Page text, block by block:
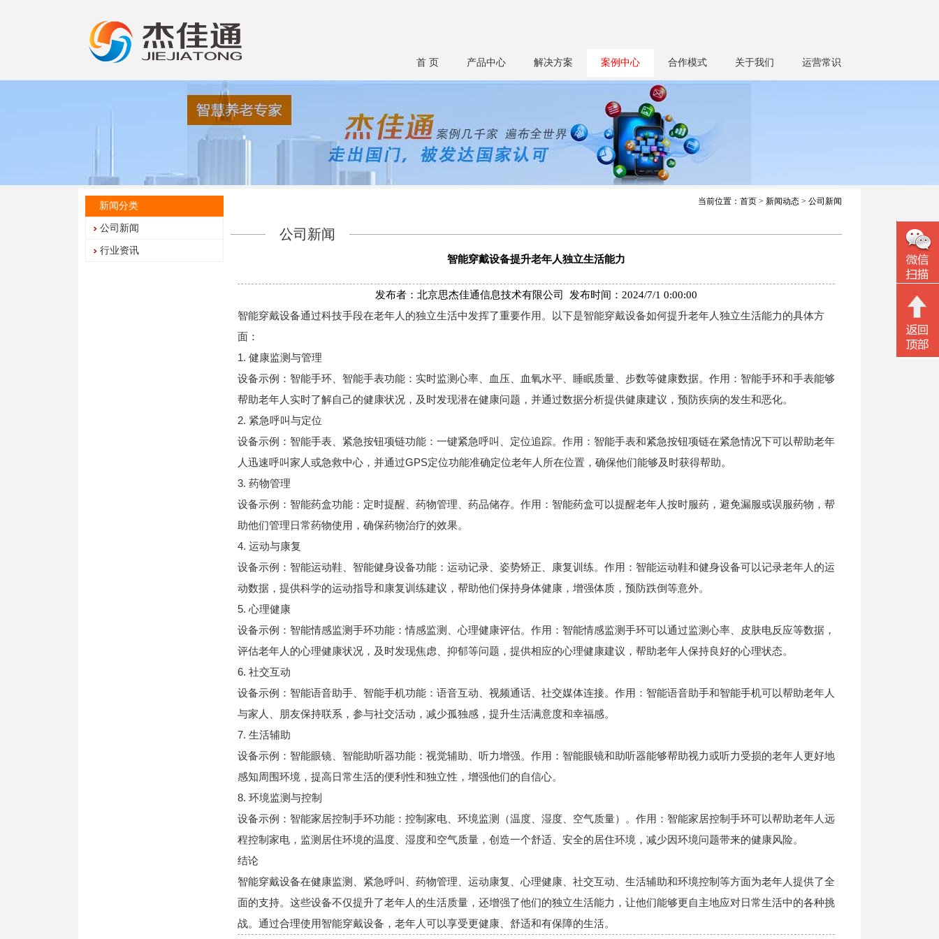
首 页 产品中心 解决方案 案例中心 合作模式 关于我们 运营常识
新闻分类
公司新闻
行业资讯
当前位置： 首页 > 新闻动态 > 公司新闻
公司新闻
智能穿戴设备提升老年人独立生活能力
发布者：北京思杰佳通信息技术有限公司 发布时间：2024/7/1 0:00:00
智能穿戴设备通过科技手段在老年人的独立生活中发挥了重要作用。以下是智能穿戴设备如何提升老年人独立生活能力的具体方
面：
1. 健康监测与管理
设备示例：智能手环、智能手表功能：实时监测心率、血压、血氧水平、睡眠质量、步数等健康数据。作用：智能手环和手表能够
帮助老年人实时了解自己的健康状况，及时发现潜在健康问题，并通过数据分析提供健康建议，预防疾病的发生和恶化。
2. 紧急呼叫与定位
设备示例：智能手表、紧急按钮项链功能：一键紧急呼叫、定位追踪。作用：智能手表和紧急按钮项链在紧急情况下可以帮助老年
人迅速呼叫家人或急救中心，并通过GPS定位功能准确定位老年人所在位置，确保他们能够及时获得帮助。
3. 药物管理
设备示例：智能药盒功能：定时提醒、药物管理、药品储存。作用：智能药盒可以提醒老年人按时服药，避免漏服或误服药物，帮
助他们管理日常药物使用，确保药物治疗的效果。
4. 运动与康复
设备示例：智能运动鞋、智能健身设备功能：运动记录、姿势矫正、康复训练。作用：智能运动鞋和健身设备可以记录老年人的运
动数据，提供科学的运动指导和康复训练建议，帮助他们保持身体健康，增强体质，预防跌倒等意外。
5. 心理健康
设备示例：智能情感监测手环功能：情感监测、心理健康评估。作用：智能情感监测手环可以通过监测心率、皮肤电反应等数据，
评估老年人的心理健康状况，及时发现焦虑、抑郁等问题，提供相应的心理健康建议，帮助老年人保持良好的心理状态。
6. 社交互动
设备示例：智能语音助手、智能手机功能：语音互动、视频通话、社交媒体连接。作用：智能语音助手和智能手机可以帮助老年人
与家人、朋友保持联系，参与社交活动，减少孤独感，提升生活满意度和幸福感。
7. 生活辅助
设备示例：智能眼镜、智能助听器功能：视觉辅助、听力增强。作用：智能眼镜和助听器能够帮助视力或听力受损的老年人更好地
感知周围环境，提高日常生活的便利性和独立性，增强他们的自信心。
8. 环境监测与控制
设备示例：智能家居控制手环功能：控制家电、环境监测（温度、湿度、空气质量）。作用：智能家居控制手环可以帮助老年人远
程控制家电，监测居住环境的温度、湿度和空气质量，创造一个舒适、安全的居住环境，减少因环境问题带来的健康风险。
结论
智能穿戴设备在健康监测
、紧急呼叫、药物管理、运动康复、心理健康、社交互动、生活辅助和环境控制等方面为老年人提供了全
面的支持。这些设备不仅提升了老年人的生活质量，还增强了他们的独立生活能力，让他们能够更自主地应对日常生活中的各种挑
战。通过合理使用智能穿戴设备，老年人可以享受更健康、舒适和有保障的生活。